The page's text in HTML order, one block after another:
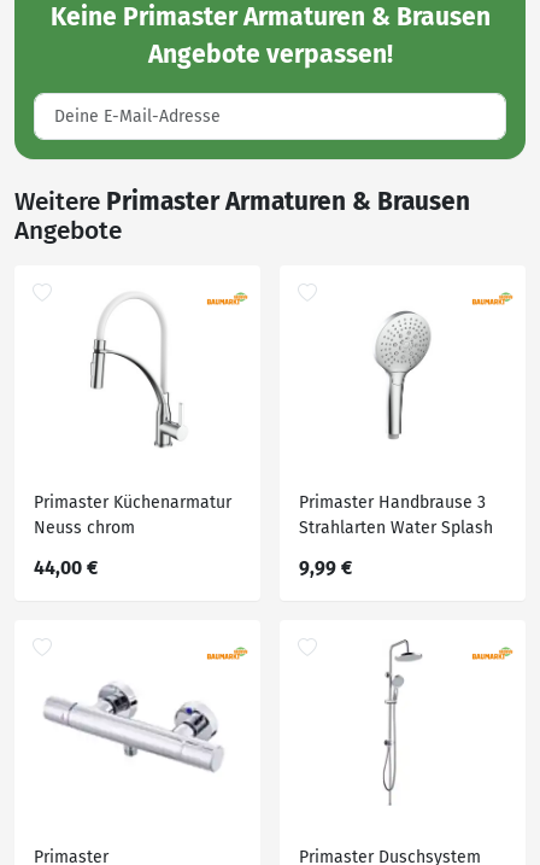
Keine Primaster Armaturen & Brausen
Angebote verpassen!
Weitere Primaster Armaturen & Brausen
Angebote
Primaster Küchenarmatur
Neuss chrom
44,00 €
Primaster Handbrause 3
Strahlarten Water Splash
wassersparend
9,99 €
Primaster Primaster Duschsystem